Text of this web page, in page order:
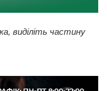
виділіть частину